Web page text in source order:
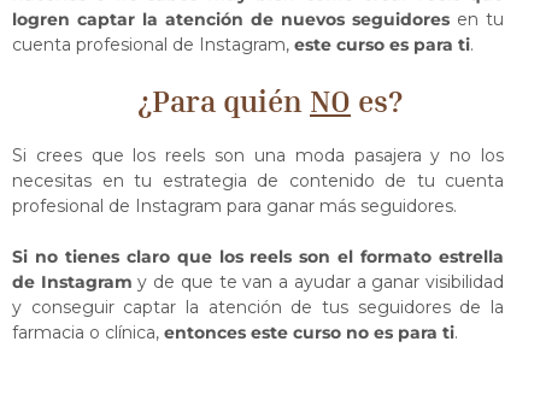
logren captar la atención de nuevos seguidores en tu
cuenta profesional de Instagram, este curso es para ti.
¿Para quién NO es?
Si crees que los reels son una moda pasajera y no los
necesitas en tu estrategia de contenido de tu cuenta
profesional de Instagram para ganar más seguidores.
Si no tienes claro que los reels son el formato estrella
de Instagram y de que te van a ayudar a ganar visibilidad
y conseguir captar la atención de tus seguidores de la
farmacia o clínica, entonces este curso no es para ti.